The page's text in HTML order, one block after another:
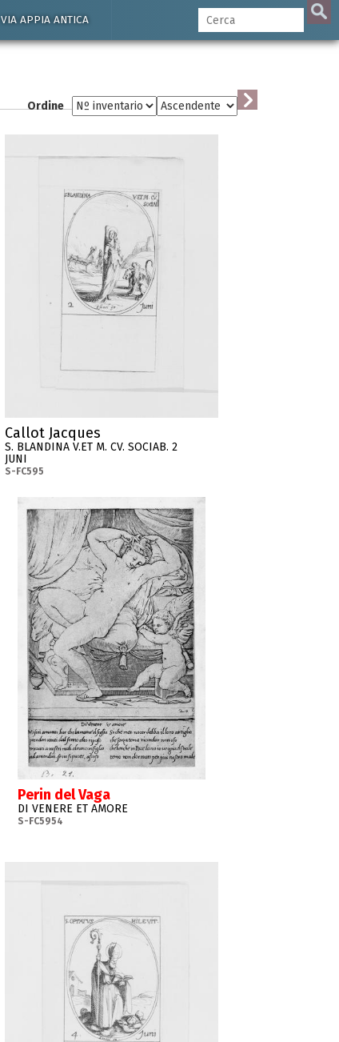
VIA APPIA ANTICA
Ordine
Callot Jacques
S. BLANDINA V.ET M. CV. SOCIAB. 2
JUNI
S-FC595
Perin del Vaga
DI VENERE ET AMORE
S-FC5954